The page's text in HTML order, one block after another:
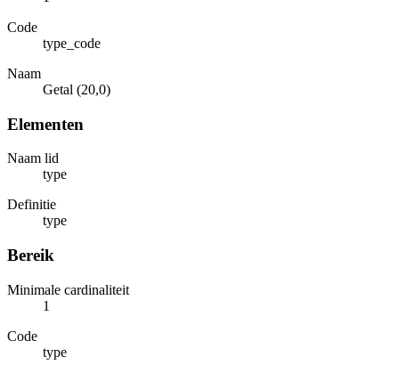
Code
type_code
Naam
Getal (20,0)
Elementen
Naam lid
type
Definitie
type
Bereik
Minimale cardinaliteit
1
Code
type